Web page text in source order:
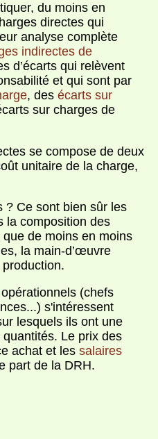
du moins en
directes qui
analyse complète
indirectes de
d’écarts qui relèvent
et qui sont par
, desécarts sur
sur charges de
se compose de deux
unitaire de la charge,
? Ce sont bien sûr les
la composition des
de moins en moins
la main-d’œuvre
opérationnels (chefs
s'intéressent
lesquels ils ont une
Le prix des
achat et lessalaires
part de la DRH.